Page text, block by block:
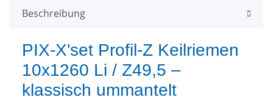
Beschreibung
PIX-X'set Profil-Z Keilriemen
10x1260 Li / Z49,5 –
klassisch ummantelt